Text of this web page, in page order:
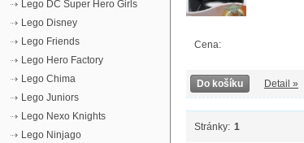
Cena:
Do košíku Detail »
Stránky: 1
Lego DC Super Hero Girls
Lego Disney
Lego Friends
Lego Hero Factory
Lego Chima
Lego Juniors
Lego Nexo Knights
Lego Ninjago